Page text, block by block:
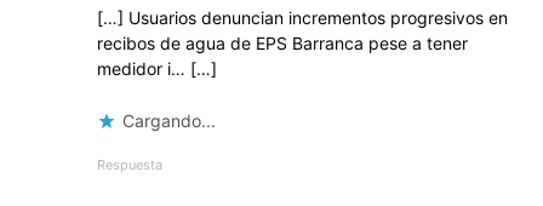
[…] Usuarios denuncian incrementos progresivos en
recibos de agua de EPS Barranca pese a tener
medidor i… […]
Cargando...
Respuesta